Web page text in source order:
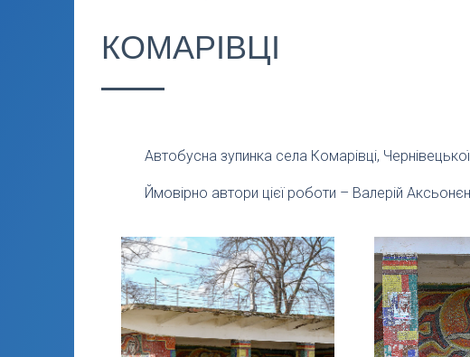
КОМАРІВЦІ
Автобусна зупинка села Комарівці,
Ймовірно автори цієї роботи – Валерій